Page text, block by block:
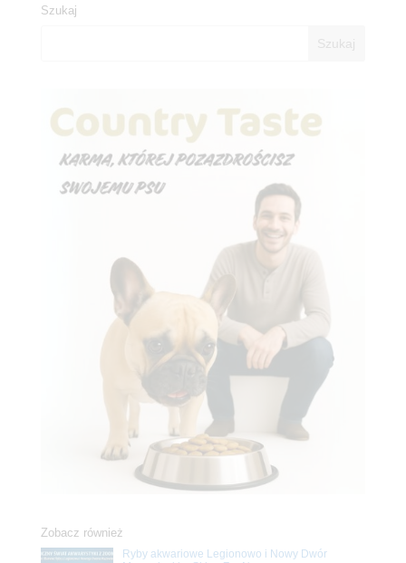
Szukaj
Zobacz również
Ryby akwariowe Legionowo i Nowy Dwór